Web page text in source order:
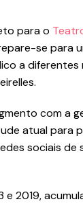
para o
se para
a
com a
atual para
sociais de
2019,